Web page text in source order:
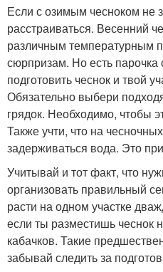
Если с озимым чесноком не
расстраиваться. Весенний
различным температурным
сюрпризам. Но есть парочка
подготовить чеснок и твой
Обязательно выбери
грядок. Необходимо, чтобы
Также учти, что на
задерживаться вода. Это
Учитывай и тот факт, что
организовать правильный
расти на одном участке
если ты разместишь чеснок
кабачков. Такие
забывай следить за